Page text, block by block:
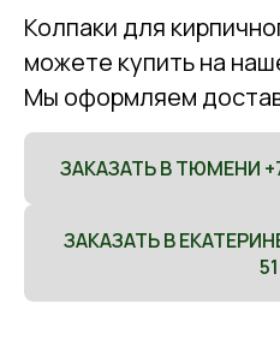
Колпаки для
можете купить на
Мы оформляем
ЗАКАЗАТЬ В ТЮМЕНИ
ЗАКАЗАТЬ В
51